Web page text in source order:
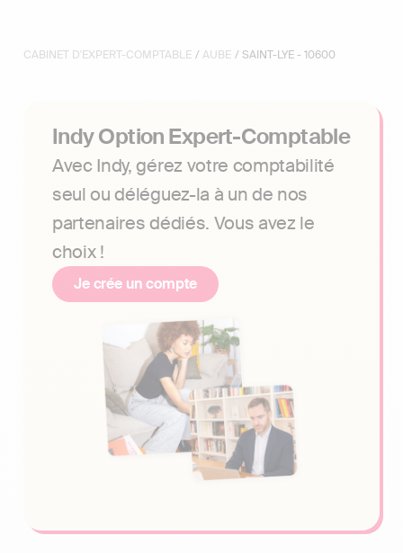
CABINET D'EXPERT-COMPTABLE / AUBE / SAINT-LYE - 10600
Indy Option Expert-Comptable
Avec Indy, gérez votre comptabilité
seul ou déléguez-la à un de nos
partenaires dédiés. Vous avez le
choix !
Je crée un compte